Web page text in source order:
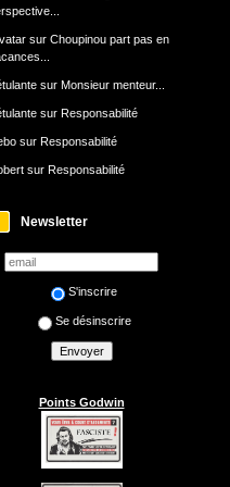
sur Choupinou part pas en
sur Monsieur menteur...
sur Responsabilité
sur Responsabilité
sur Responsabilité
Newsletter
S'inscrire
Se désinscrire
Points Godwin